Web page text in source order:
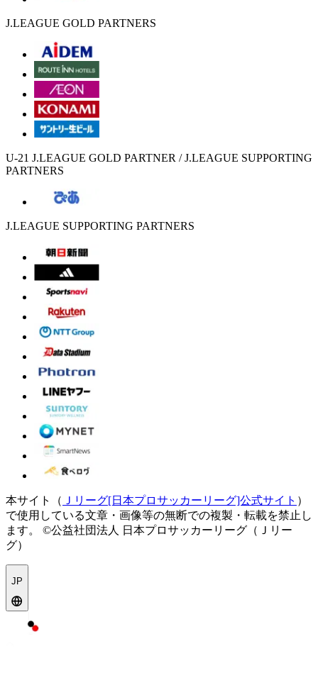
J.LEAGUE GOLD PARTNERS
U-21 J.LEAGUE GOLD PARTNER / J.LEAGUE SUPPORTING
PARTNERS
J.LEAGUE SUPPORTING PARTNERS
本サイト（ Ｊリーグ[日本プロサッカーリーグ]公式サイト ）
で使用している文章・画像等の無断での複製・転載を禁止し
ます。
©公益社団法人 日本プロサッカーリーグ（Ｊリー
グ）
JP